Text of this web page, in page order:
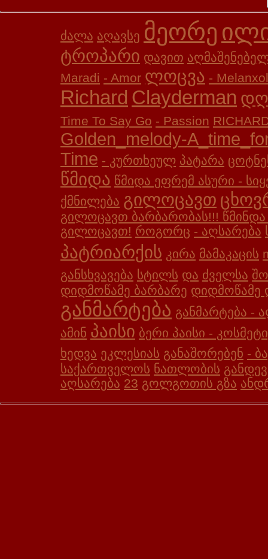
ძალა აღავსე მეორე
ტროპარი დავით
Maradi - Amor ლოცვა -
Richard Clayderman
Time To Say Go - Passion
Golden_melody-
Time - კურთხეულ პატარა
წმიდა წმიდა ეფრემ ასური -
ქმნილება გილოცავთ
გილოცავთ ბარბარობას!!! წმინდა
გილოცავთ! როგორც - აღსარება
პატრიარქის კირა მამაკაცის
განსხვავება სტილს და ძველსა
დიდმოწამე ბარბარე დიდმოწამე
განმარტება განმარტება -
ამინ პაისი ბერი პაისი -
ხედვა ეკლესიას განაშორებენ -
საქართველოს ნათლობის
აღსარება 23 გოლგოთის გზა